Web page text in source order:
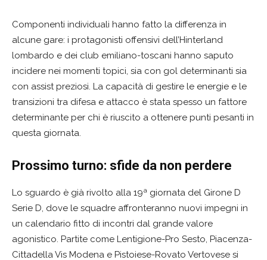
Componenti individuali hanno fatto la differenza in
alcune gare: i protagonisti offensivi dell’Hinterland
lombardo e dei club emiliano-toscani hanno saputo
incidere nei momenti topici, sia con gol determinanti sia
con assist preziosi. La capacità di gestire le energie e le
transizioni tra difesa e attacco è stata spesso un fattore
determinante per chi è riuscito a ottenere punti pesanti in
questa giornata.
Prossimo turno: sfide da non perdere
Lo sguardo è già rivolto alla 19ª giornata del Girone D
Serie D, dove le squadre affronteranno nuovi impegni in
un calendario fitto di incontri dal grande valore
agonistico. Partite come Lentigione-Pro Sesto, Piacenza-
Cittadella Vis Modena e Pistoiese-Rovato Vertovese si